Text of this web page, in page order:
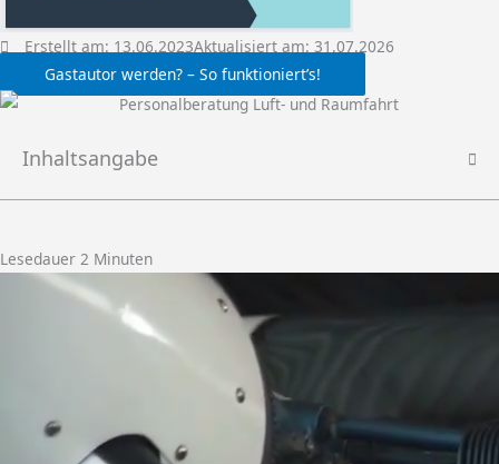
Erstellt am: 13.06.2023Aktualisiert am: 31.07.2026
Gastautor werden? – So funktioniert’s!
Inhaltsangabe
Lesedauer 2 Minuten